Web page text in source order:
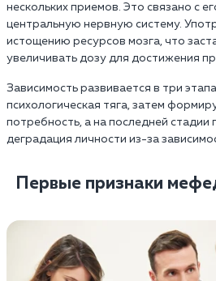
нескольких приемов. Это связано с
центральную нервную систему.
истощению ресурсов мозга, что
увеличивать дозу для достижения
Зависимость развивается в три
психологическая тяга, затем
потребность, а на последней стадии
деградация личности из-за
Первые признаки